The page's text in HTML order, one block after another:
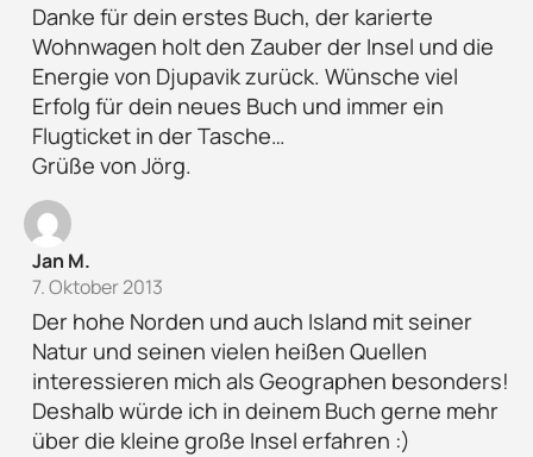
Danke für dein erstes Buch, der karierte
Wohnwagen holt den Zauber der Insel und die
Energie von Djupavik zurück. Wünsche viel
Erfolg für dein neues Buch und immer ein
Flugticket in der Tasche…
Grüße von Jörg.
Jan M.
7. Oktober 2013
Der hohe Norden und auch Island mit seiner
Natur und seinen vielen heißen Quellen
interessieren mich als Geographen besonders!
Deshalb würde ich in deinem Buch gerne mehr
über die kleine große Insel erfahren :)